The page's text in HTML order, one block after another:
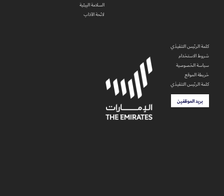
السلامة البيئية
لائحة الآداب
كلمة الرئيس التنفيذي
شروط الاستخدام
سياسة الخصوصية
خريطة الموقع
كلمة الرئيس التنفيذي
بريد الموظفين